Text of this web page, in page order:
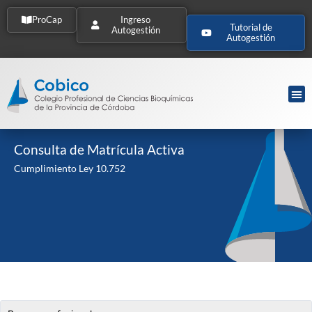
ProCap
Ingreso
Autogestión
Tutorial de
Autogestión
Consulta de Matrícula Activa
Cumplimiento Ley 10.752